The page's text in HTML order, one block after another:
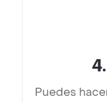
4.
Puedes